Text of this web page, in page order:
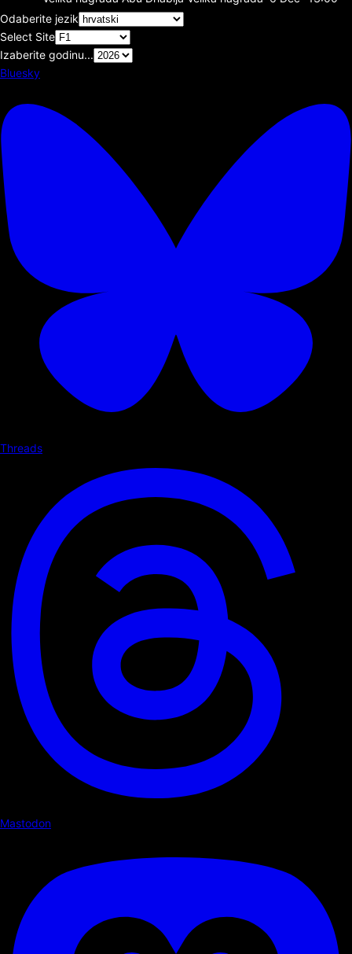
Odaberite jezik
Select Site
Izaberite godinu...
Bluesky
Threads
Mastodon